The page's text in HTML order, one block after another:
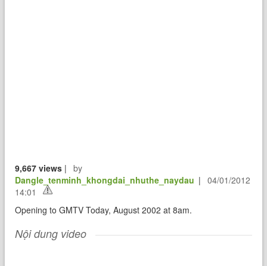
9,667 views |
by
Dangle_tenminh_khongdai_nhuthe_naydau |
04/01/2012
14:01
Opening to GMTV Today, August 2002 at 8am.
Nội dung video